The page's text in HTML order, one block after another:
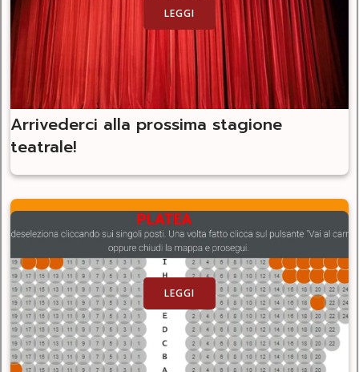
LEGGI
Arrivederci alla prossima stagione
teatrale!
LEGGI